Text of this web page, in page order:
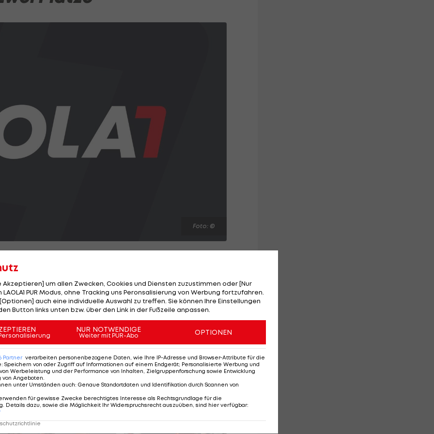
Foto: ©
zwei Plätze in der aktuellen FIFA-Weltrangliste und
berücksichtig allerding noch nicht den 2:1-
Insgesamt sechs WM-Teilnehmer sind schlechter
rückt Brasilien vor der Heim-WM um einen
dritten Rang. Welt- und Europameister Spanien
Akzeptieren] um allen Zwecken, Cookies und Diensten zuzustimmen oder [Nur
PUR Modus, ohne Tracking uns Peronsalisierung von Werbung fortzufahren.
auch eine individuelle Auswahl zu treffen. Sie können Ihre Einstellungen
Button links unten bzw. über den Link in der Fußzeile anpassen.
NUR NOTWENDIGE
Weiter mit PUR-Abo OPTIONEN
Partner verarbeiten personenbezogene Daten, wie Ihre IP-Adresse und Browser-Attribute für die
: Speichern von oder Zugriff auf Informationen auf einem Endgerät; Personalisierte Werbung und
Werbeleistung und der Performance von Inhalten, Zielgruppenforschung sowie Entwicklung
von Angeboten
unter Umständen auch: Genaue Standortdaten und Identifikation durch Scannen von
für gewisse Zwecke berechtigtes Interesse als Rechtsgrundlage für die
Details dazu, sowie die Möglichkeit Ihr Widerspruchsrecht auszuüben, sind hier verfügbar: